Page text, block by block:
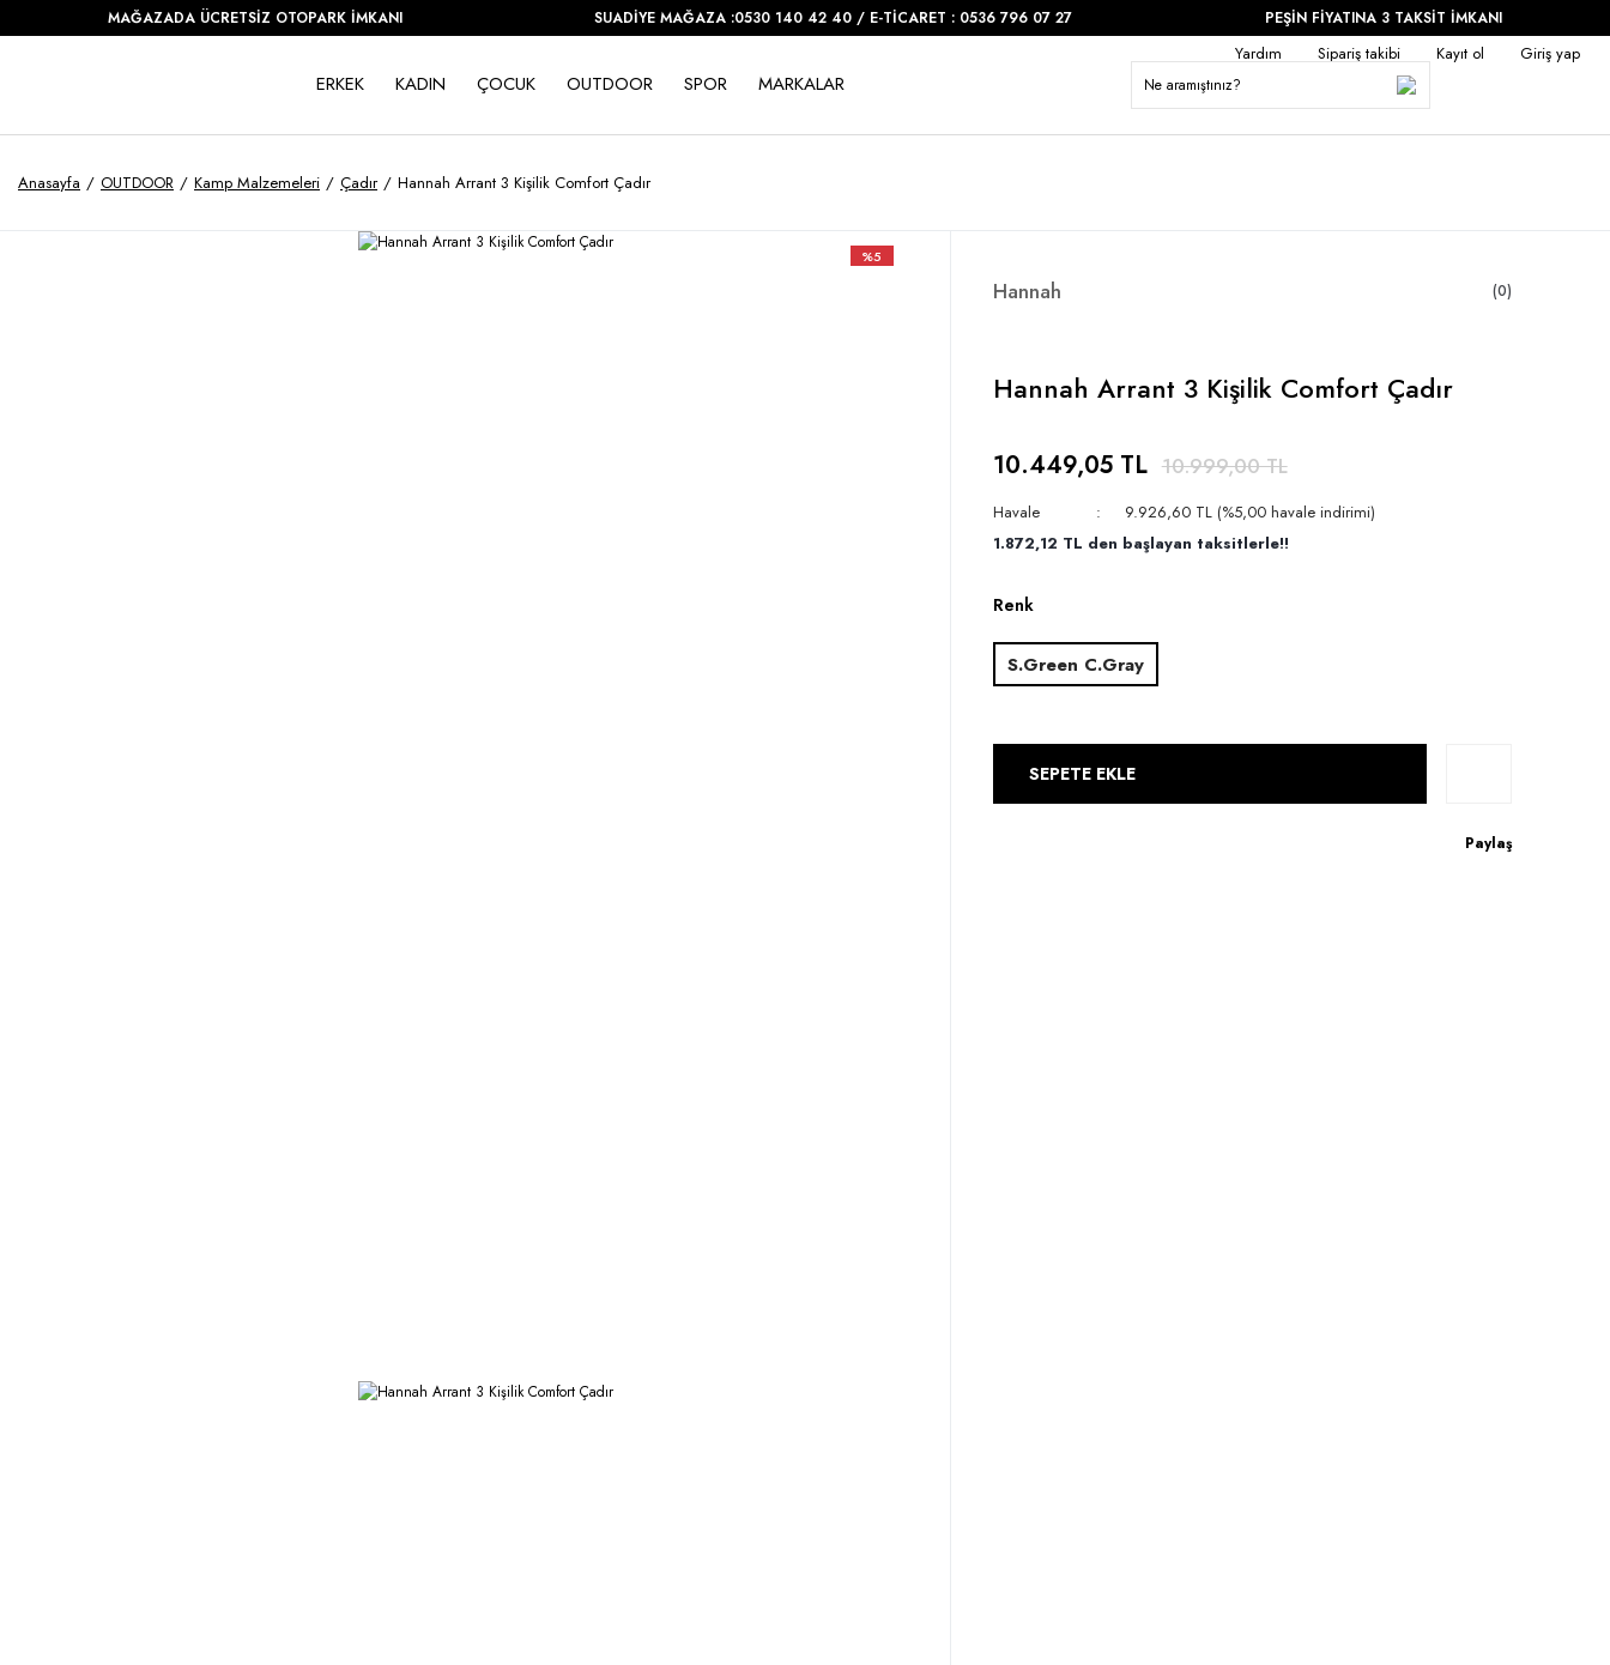
MAĞAZADA ÜCRETSİZ OTOPARK İMKANI SUADİYE MAĞAZA :0530 140 42 40 / E-TİCARET : 0536 796 07 27 PEŞİN FİYATINA 3 TAKSİT İMKANI
ERKEK KADIN ÇOCUK OUTDOOR SPOR MARKALAR
Yardım Sipariş takibi Kayıt ol Giriş yap
Anasayfa OUTDOOR Kamp Malzemeleri Çadır Hannah Arrant 3 Kişilik Comfort Çadır
%5
Hannah (0)
Hannah Arrant 3 Kişilik Comfort Çadır
10.449,05 TL 10.999,00 TL
Havale
9.926,60 TL (%5,00 havale indirimi)
1.872,12 TL den başlayan taksitlerle!!
Renk
S.Green C.Gray
SEPETE EKLE
Paylaş